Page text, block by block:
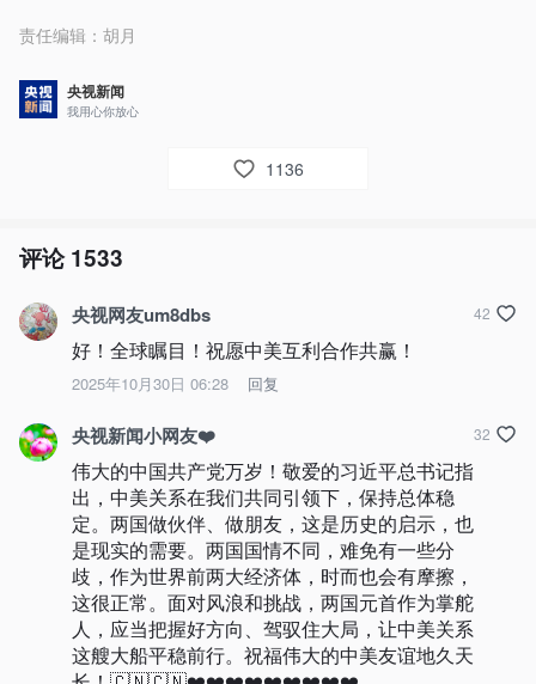
责任编辑： 胡月
央视新闻
我用心你放心
1136
评论1533
央视网友um8dbs
好！全球瞩目！祝愿中美互利合作共赢！
2025年10月30日 06:28 回复
42
央视新闻小网友❤️
伟大的中国共产党万岁！敬爱的习近平总书记指
出，中美关系在我们共同引领下，保持总体稳
定。两国做伙伴、做朋友，这是历史的启示，也
是现实的需要。两国国情不同，难免有一些分
歧，作为世界前两大经济体，时而也会有摩擦，
这很正常。面对风浪和挑战，两国元首作为掌舵
人，应当把握好方向、驾驭住大局，让中美关系
这艘大船平稳前行。祝福伟大的中美友谊地久天
32